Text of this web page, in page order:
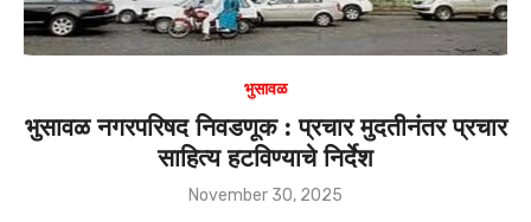
भुसावळ
भुसावळ नगरपरिषद निवडणूक : प्रचार मुदतीनंतर प्रचार
साहित्य हटविण्याचे निर्देश
Posted
November 30, 2025